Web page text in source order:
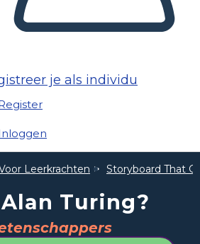
je als individu
Leerkrachten Storyboard That
Turing?